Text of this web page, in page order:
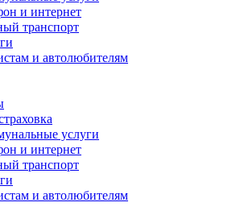
и интернет
транспорт
и автолюбителям
услуги
и интернет
транспорт
и автолюбителям